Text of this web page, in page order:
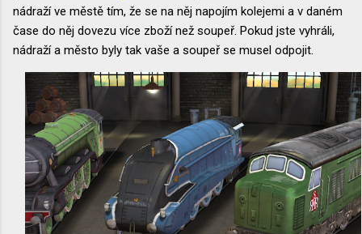
nádraží ve městě tím, že se na něj napojím kolejemi a v daném
čase do něj dovezu více zboží než soupeř. Pokud jste vyhráli,
nádraží a město byly tak vaše a soupeř se musel odpojit.